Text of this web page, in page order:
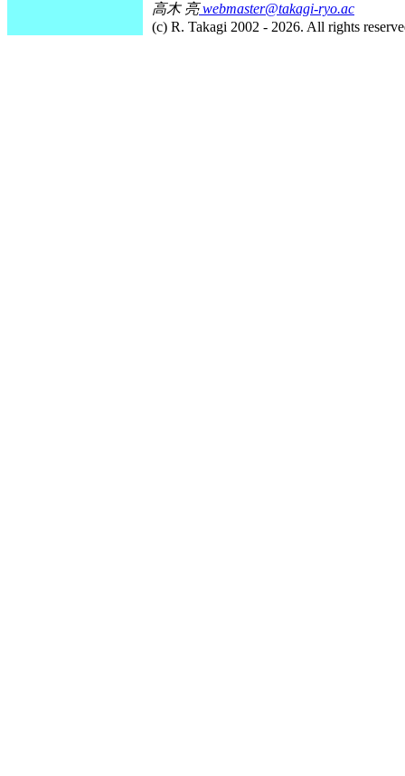
高木 亮webmaster@takagi-ryo.ac
(c) R. Takagi 2002 - 2026. All rights